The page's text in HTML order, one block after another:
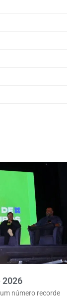
2026
número recorde